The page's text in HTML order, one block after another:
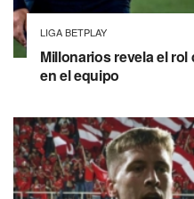
LIGA BETPLAY
Millonarios revela el
en el equipo